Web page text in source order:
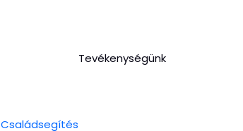
Tevékenységünk
Családsegítés